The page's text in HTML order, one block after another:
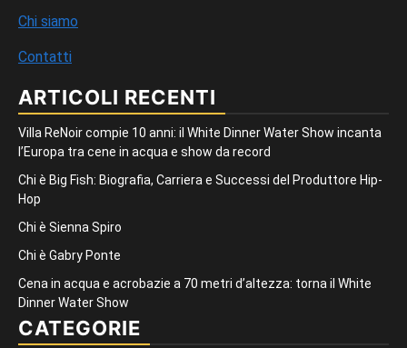
Chi siamo
Contatti
ARTICOLI RECENTI
Villa ReNoir compie 10 anni: il White Dinner Water Show incanta
l’Europa tra cene in acqua e show da record
Chi è Big Fish: Biografia, Carriera e Successi del Produttore Hip-
Hop
Chi è Sienna Spiro
Chi è Gabry Ponte
Cena in acqua e acrobazie a 70 metri d’altezza: torna il White
Dinner Water Show
CATEGORIE